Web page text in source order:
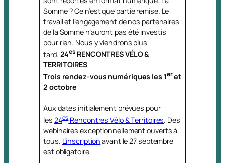
Somme ? Ce n’est que partie remise. Le
travail et l’engagement de nos partenaires
de la Somme n’auront pas été investis
pour rien. Nous y viendrons plus
tard. 24es RENCONTRES VÉLO &
TERRITOIRES
Trois rendez-vous numériques les 1eret
2 octobre
Aux dates initialement prévues pour
les 24esRencontres Vélo & Territoires. Des
webinaires exceptionnellement ouverts à
tous. L’inscription avant le 27 septembre
est obligatoire.